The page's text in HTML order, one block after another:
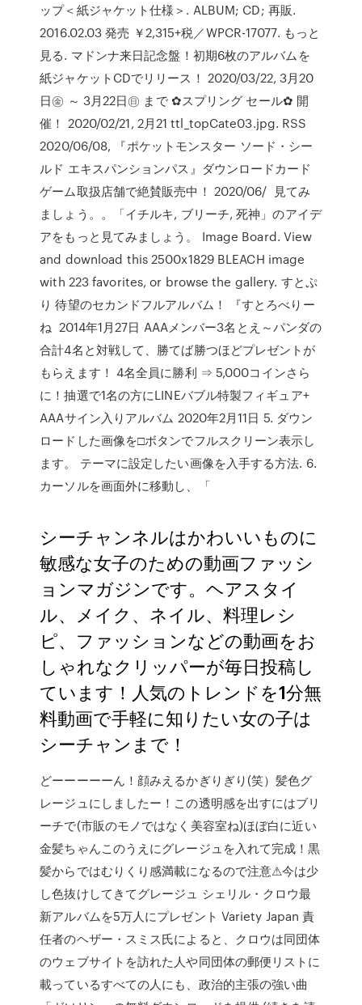
ップ＜紙ジャケット仕様＞. ALBUM; CD; 再販.
2016.02.03 発売 ￥2,315+税／WPCR-17077. もっと
見る. マドンナ来日記念盤！初期6枚のアルバムを
紙ジャケットCDでリリース！ 2020/03/22, 3月20
日㊎ ～ 3月22日㊐ まで ✿スプリング セール✿ 開
催！ 2020/02/21, 2月21 ttl_topCate03.jpg. RSS
2020/06/08, 『ポケットモンスター ソード・シー
ルド エキスパンションパス』ダウンロードカード
ゲーム取扱店舗で絶賛販売中！ 2020/06/ 見てみ
ましょう。。「イチルキ, ブリーチ, 死神」のアイデ
アをもっと見てみましょう。 Image Board. View
and download this 2500x1829 BLEACH image
with 223 favorites, or browse the gallery. すとぷ
り 待望のセカンドフルアルバム！ 『すとろべりー
ね 2014年1月27日 AAAメンバー3名とえ～パンダの
合計4名と対戦して、勝てば勝つほどプレゼントが
もらえます！ 4名全員に勝利 ⇒ 5,000コインさら
に！抽選で1名の方にLINEバブル特製フィギュア+
AAAサイン入りアルバム 2020年2月11日 5. ダウン
ロードした画像を□ボタンでフルスクリーン表示し
ます。 テーマに設定したい画像を入手する方法. 6.
カーソルを画面外に移動し、「
シーチャンネルはかわいいものに
敏感な女子のための動画ファッシ
ョンマガジンです。ヘアスタイ
ル、メイク、ネイル、料理レシ
ピ、ファッションなどの動画をお
しゃれなクリッパーが毎日投稿し
ています！人気のトレンドを1分無
料動画で手軽に知りたい女の子は
シーチャンまで！
どーーーーーん！顔みえるかぎりぎり(笑）髪色グ
レージュにしましたー！この透明感を出すにはブリ
ーチで(市販のモノではなく美容室ね)ほぼ白に近い
金髪ちゃんこのうえにグレージュを入れて完成！黒
髪からではむりくり感満載になるので注意⚠今は少
し色抜けしてきてグレージュ シェリル・クロウ最
新アルバムを5万人にプレゼント Variety Japan 責
任者のヘザー・スミス氏によると、クロウは同団体
のウェブサイトを訪れた人や同団体の郵便リストに
載っているすべての人にも、政治的主張の強い曲